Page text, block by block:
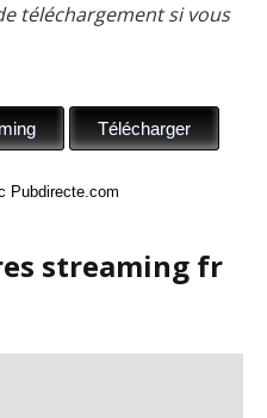
téléchargement si vous
Pubdirecte.com
streaming fr